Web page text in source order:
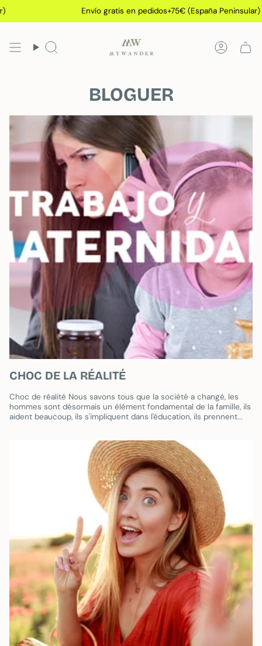
Passer
au
de
Envío gratis en pedidos+75€ (España Peninsular)
Recherche
BLOGUER
CHOC DE LA RÉALITÉ
Choc de réalité Nous savons tous que la société a changé, les
hommes sont désormais un élément fondamental de la famille, ils
aident beaucoup, ils s'impliquent dans l'éducation, ils prennent...